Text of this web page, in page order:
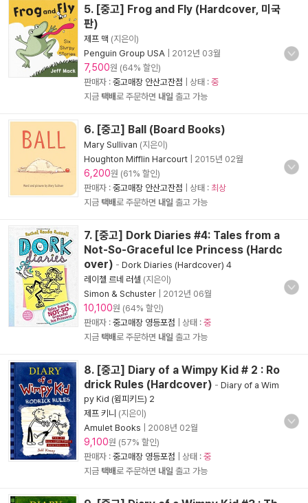
5. [중고] Frog and Fly (Hardcover, 미국
판)
제프 맥 (지은이)
Penguin Group USA
2012년 03월
7,500원 (64% 할인)
판매자 : 중고매장 안산고잔점 | 상태 : 중
지금 택배로 주문하면 내일 출고 가능
6. [중고] Ball (Board Books)
Mary Sullivan (지은이)
Houghton Mifflin Harcourt
2015년 02월
6,200원 (61% 할인)
판매자 : 중고매장 안산고잔점 | 상태 : 최상
지금 택배로 주문하면 내일 출고 가능
7. [중고] Dork Diaries #4: Tales from a
Not-So-Graceful Ice Princess (Hardc
over) - Dork Diaries (Hardcover) 4
레이첼 르네 러셀 (지은이)
Simon & Schuster
2012년 06월
10,100원 (64% 할인)
판매자 : 중고매장 영등포점 | 상태 : 중
지금 택배로 주문하면 내일 출고 가능
8. [중고] Diary of a Wimpy Kid # 2 : Ro
drick Rules (Hardcover) - Diary of a Wim
py Kid (윔피키드) 2
제프 키니 (지은이)
Amulet Books
2008년 02월
9,100원 (57% 할인)
판매자 : 중고매장 영등포점 | 상태 : 중
지금 택배로 주문하면 내일 출고 가능